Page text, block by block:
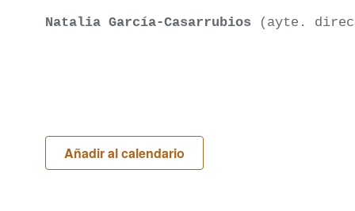
Natalia García-Casarrubios (ayte.
Añadir al calendario